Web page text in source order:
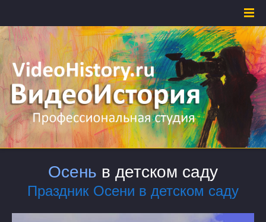
Осень в детском саду
Праздник Осени в детском саду